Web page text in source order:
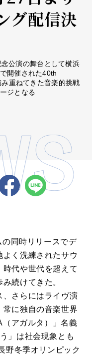
グ配信決
公演の舞台として横浜
開催された40th
重ねてきた音楽的挑戦
ジとなる
同時リリースでデ
よく洗練されたサウ
代や世代を超えて
続けてきた。
、さらにはライヴ演
常に独自の音楽世界
アガルタ）」名義
」は社会現象とも
野冬季オリンピック